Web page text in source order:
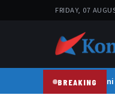
FRIDAY, 07
BREAKING
2 Tahun Dirawat, Martini